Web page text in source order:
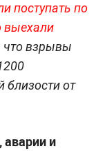
поступать по
выехали
что взрывы
близости от
и